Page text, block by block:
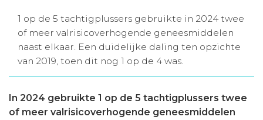
Winkelwagentje
Aanmelden nieuwsbrief
Inloggen
Toegang leeromgeving
1 op de 5 tachtigplussers gebruikte in 2024 twee
of meer valrisicoverhogende geneesmiddelen
naast elkaar. Een duidelijke daling ten opzichte
van 2019, toen dit nog 1 op de 4 was.
In 2024 gebruikte 1 op de 5 tachtigplussers twee
of meer valrisicoverhogende geneesmiddelen